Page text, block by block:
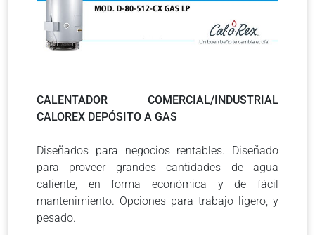
CALENTADOR COMERCIAL/INDUSTRIAL
CALOREX DEPÓSITO A GAS
Diseñados para negocios rentables. Diseñado
para proveer grandes cantidades de agua
caliente, en forma económica y de fácil
mantenimiento. Opciones para trabajo ligero, y
pesado.